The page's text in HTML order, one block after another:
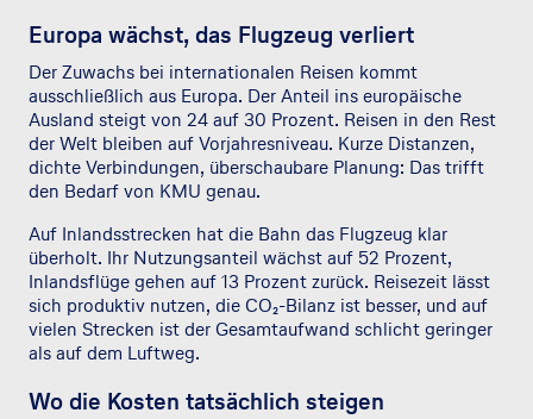
Europa wächst, das Flugzeug verliert
Der Zuwachs bei internationalen Reisen kommt
ausschließlich aus Europa. Der Anteil ins europäische
Ausland steigt von 24 auf 30 Prozent. Reisen in den Rest
der Welt bleiben auf Vorjahresniveau. Kurze Distanzen,
dichte Verbindungen, überschaubare Planung: Das trifft
den Bedarf von KMU genau.
Auf Inlandsstrecken hat die Bahn das Flugzeug klar
überholt. Ihr Nutzungsanteil wächst auf 52 Prozent,
Inlandsflüge gehen auf 13 Prozent zurück. Reisezeit lässt
sich produktiv nutzen, die CO₂-Bilanz ist besser, und auf
vielen Strecken ist der Gesamtaufwand schlicht geringer
als auf dem Luftweg.
Wo die Kosten tatsächlich steigen